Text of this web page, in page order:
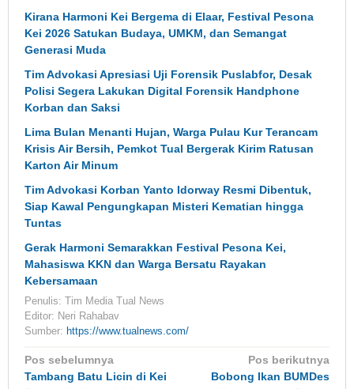
Kirana Harmoni Kei Bergema di Elaar, Festival Pesona
Kei 2026 Satukan Budaya, UMKM, dan Semangat
Generasi Muda
Tim Advokasi Apresiasi Uji Forensik Puslabfor, Desak
Polisi Segera Lakukan Digital Forensik Handphone
Korban dan Saksi
Lima Bulan Menanti Hujan, Warga Pulau Kur Terancam
Krisis Air Bersih, Pemkot Tual Bergerak Kirim Ratusan
Karton Air Minum
Tim Advokasi Korban Yanto Idorway Resmi Dibentuk,
Siap Kawal Pengungkapan Misteri Kematian hingga
Tuntas
Gerak Harmoni Semarakkan Festival Pesona Kei,
Mahasiswa KKN dan Warga Bersatu Rayakan
Kebersamaan
Penulis: Tim Media Tual News
Editor: Neri Rahabav
Sumber: https://www.tualnews.com/
Navigasi
pos
Pos sebelumnya
Tambang Batu Licin di Kei
Pos berikutnya
Bobong Ikan BUMDes